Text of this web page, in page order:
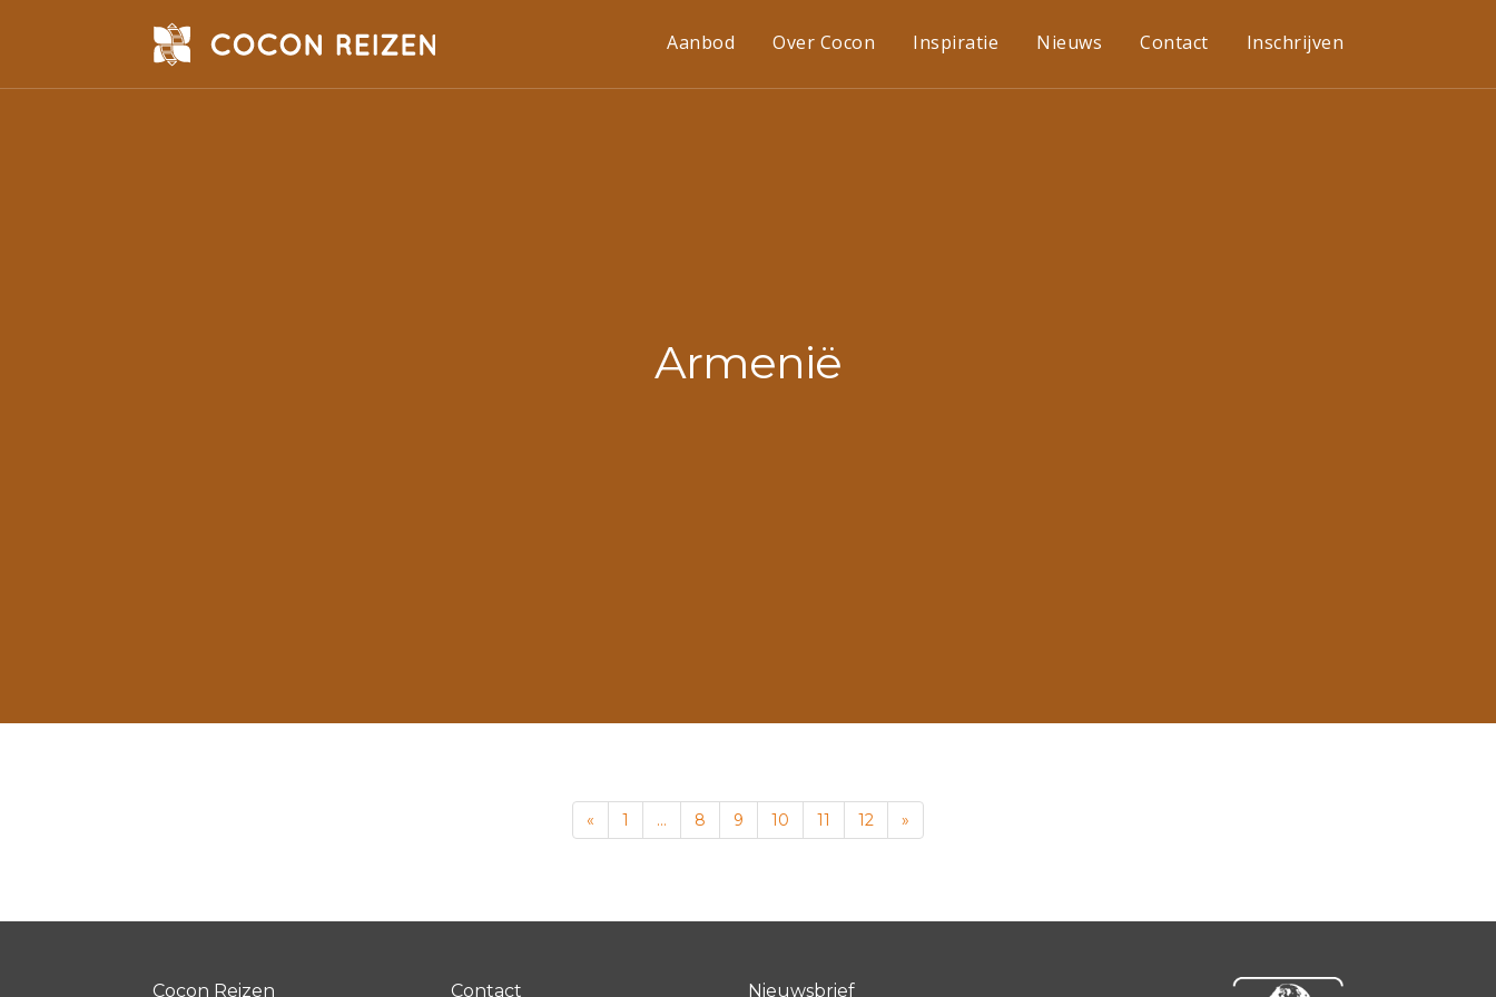
Aanbod Over Cocon Inspiratie Nieuws Contact Inschrijven
Armenië
« 1 … 8 9 10 11 12 »
Cocon Reizen Contact Nieuwsbrief